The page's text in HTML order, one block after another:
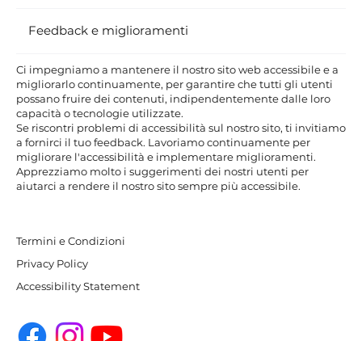
Feedback e miglioramenti
Ci impegniamo a mantenere il nostro sito web accessibile e a
migliorarlo continuamente, per garantire che tutti gli utenti
possano fruire dei contenuti, indipendentemente dalle loro
capacità o tecnologie utilizzate.
Se riscontri problemi di accessibilità sul nostro sito, ti invitiamo
a fornirci il tuo feedback. Lavoriamo continuamente per
migliorare l'accessibilità e implementare miglioramenti.
Apprezziamo molto i suggerimenti dei nostri utenti per
aiutarci a rendere il nostro sito sempre più accessibile.
Termini e Condizioni
Privacy Policy
Accessibility Statement